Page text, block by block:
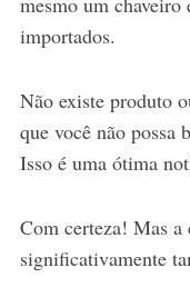
importados.
Não existe produto
que você não possa
Isso é uma ótima
Com certeza! Mas a
significativamente